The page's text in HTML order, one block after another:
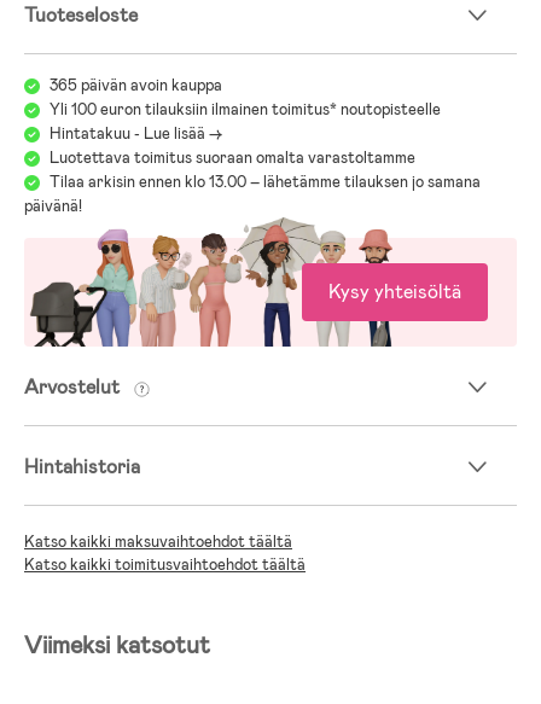
Tuoteseloste
365 päivän avoin kauppa
Yli 100 euron tilauksiin ilmainen toimitus* noutopisteelle
Hintatakuu - Lue lisää ->
Luotettava toimitus suoraan omalta varastoltamme
Tilaa arkisin ennen klo 13.00 – lähetämme tilauksen jo samana
päivänä!
Kysy yhteisöltä
Arvostelut
Hintahistoria
Katso kaikki maksuvaihtoehdot täältä
Katso kaikki toimitusvaihtoehdot täältä
Viimeksi katsotut